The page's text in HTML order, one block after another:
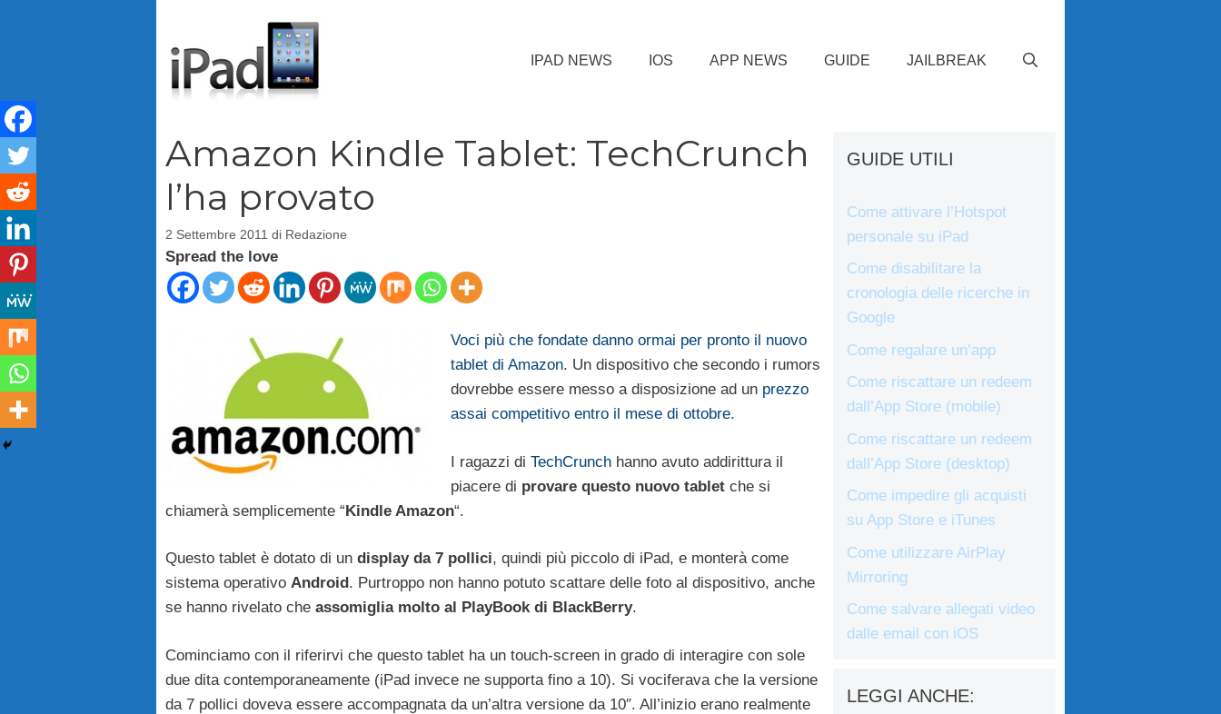
IPAD NEWS IOS APP NEWS GUIDE JAILBREAK
Amazon Kindle Tablet: TechCrunch
l’ha provato
2 Settembre 2011 di Redazione
Spread the love
Voci più che fondate danno ormai per pronto il nuovo
tablet di Amazon. Un dispositivo che secondo i rumors
dovrebbe essere messo a disposizione ad unprezzo
assai competitivo entro il mese di ottobre.
I ragazzi di TechCrunchhanno avuto addirittura il
piacere di provare questo nuovo tabletche si
chiamerà semplicemente “Kindle Amazon“.
Questo tablet è dotato di un display da 7 pollici, quindi più piccolo di iPad, e monterà come
sistema operativo Android . Purtroppo non hanno potuto scattare delle foto al dispositivo, anche
se hanno rivelato che assomiglia molto al PlayBook di BlackBerry.
Cominciamo con il riferirvi che questo tablet ha un touch-screen in grado di interagire con sole
due dita contemporaneamente (iPad invece ne supporta fino a 10). Si vociferava che la versione
da 7 pollici doveva essere accompagnata da un’altra versione da 10″. All’inizio erano realmente
GUIDE UTILI
Come attivare l’Hotspot
personale su iPad
Come disabilitare la
cronologia delle ricerche in
Google
Come regalare un’app
Come riscattare un redeem
dall’App Store (mobile)
Come riscattare un redeem
dall’App Store (desktop)
Come impedire gli acquisti
su App Store e iTunes
Come utilizzare AirPlay
Mirroring
Come salvare allegati video
dalle email con iOS
LEGGI ANCHE: